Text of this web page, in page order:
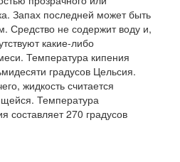
Запах последней может быть
Средство не содержит воду и,
какие-либо
Температура кипения
градусов Цельсия.
жидкость считается
Температура
составляет 270 градусов